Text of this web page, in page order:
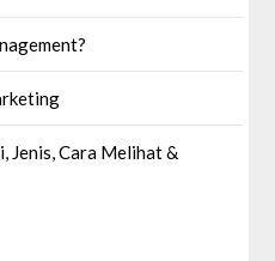
Jenis, Cara Melihat &